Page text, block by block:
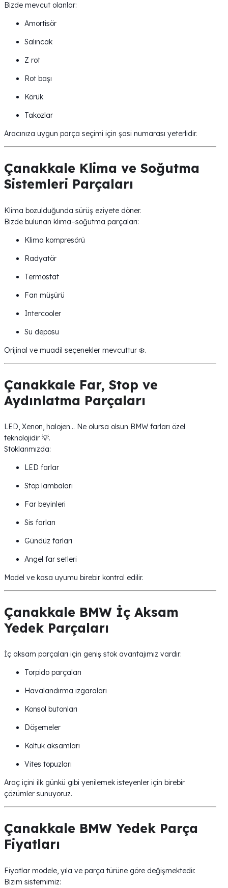
Bizde mevcut olanlar:
Amortisör
Salıncak
Z rot
Rot başı
Körük
Takozlar
Aracınıza uygun parça seçimi için şasi numarası yeterlidir.
Çanakkale Klima ve Soğutma
Sistemleri Parçaları
Klima bozulduğunda sürüş eziyete döner.
Bizde bulunan klima–soğutma parçaları:
Klima kompresörü
Radyatör
Termostat
Fan müşürü
Intercooler
Su deposu
Orijinal ve muadil seçenekler mevcuttur ❄️.
Çanakkale Far, Stop ve
Aydınlatma Parçaları
LED, Xenon, halojen… Ne olursa olsun BMW farları özel
teknolojidir 💡.
Stoklarımızda:
LED farlar
Stop lambaları
Far beyinleri
Sis farları
Gündüz farları
Angel far setleri
Model ve kasa uyumu birebir kontrol edilir.
Çanakkale BMW İç Aksam
Yedek Parçaları
İç aksam parçaları için geniş stok avantajımız vardır:
Torpido parçaları
Havalandırma ızgaraları
Konsol butonları
Döşemeler
Koltuk aksamları
Vites topuzları
Araç içini ilk günkü gibi yenilemek isteyenler için birebir
çözümler sunuyoruz.
Çanakkale BMW Yedek Parça
Fiyatları
Fiyatlar modele, yıla ve parça türüne göre değişmektedir.
Bizim sistemimiz: